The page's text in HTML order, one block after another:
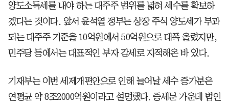
양도소득세를 내야 하는 대주주 범위를 넓혀 세수를 확보하
겠다는 것이다. 앞서 윤석열 정부는 상장 주식 양도세가 부과
되는 대주주 기준을 10억원에서 50억원으로 대폭 올렸지만,
민주당 등에서는 대표적인 부자 감세로 지적해온 바 있다.
기재부는 이번 세제개편안으로 인해 늘어날 세수 증가분은
연평균 약 8조2000억원이라고 설명했다. 증세분 가운데 법인